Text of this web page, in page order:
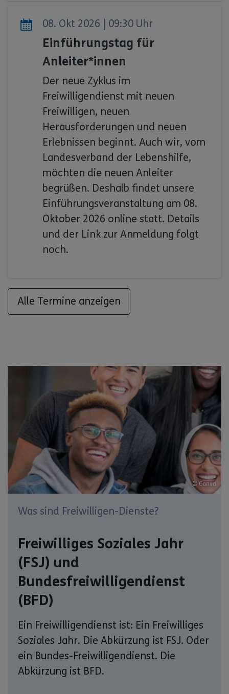
08. Okt 2026 | 09:30 Uhr
Einführungstag für
Anleiter*innen
Der neue Zyklus im
Freiwilligendienst mit neuen
Freiwilligen, neuen
Herausforderungen und neuen
Erlebnissen beginnt. Auch wir, vom
Landesverband der Lebenshilfe,
möchten die neuen Anleiter
begrüßen. Deshalb findet unsere
Einführungsveranstaltung am 08.
Oktober 2026 online statt. Details
und der Link zur Anmeldung folgt
noch.
Alle Termine anzeigen
© Canva
Was sind Freiwilligen-Dienste?
Freiwilliges Soziales Jahr
(FSJ) und
Bundesfreiwilligendienst
(BFD)
Ein Freiwilligendienst ist: Ein Freiwilliges
Soziales Jahr. Die Abkürzung ist FSJ. Oder
ein Bundes-Freiwilligendienst. Die
Abkürzung ist BFD.